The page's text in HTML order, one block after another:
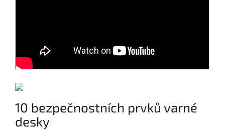
10 bezpečnostních prvků varné
desky